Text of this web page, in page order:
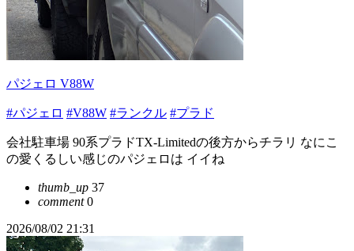
パジェロ V88W
#パジェロ #V88W #ランクル #プラド
会社駐車場 90系プラドTX-Limitedの後方からチラリ なにこ
の愛くるしい感じのパジェロは イイね
thumb_up 37
comment0
2026/08/02 21:31